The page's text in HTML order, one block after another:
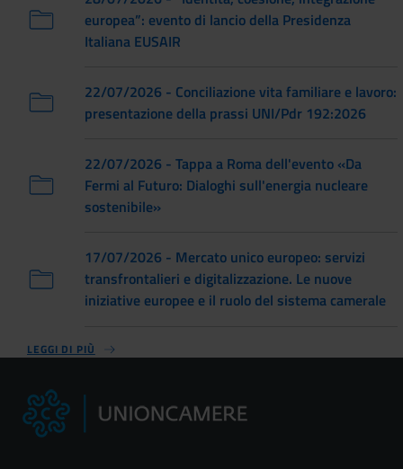
europea”: evento di lancio della Presidenza
Italiana EUSAIR
22/07/2026 - Conciliazione vita familiare e lavoro:
presentazione della prassi UNI/Pdr 192:2026
22/07/2026 - Tappa a Roma dell'evento «Da
Fermi al Futuro: Dialoghi sull'energia nucleare
sostenibile»
17/07/2026 - Mercato unico europeo: servizi
transfrontalieri e digitalizzazione. Le nuove
iniziative europee e il ruolo del sistema camerale
LEGGI DI PIÙ